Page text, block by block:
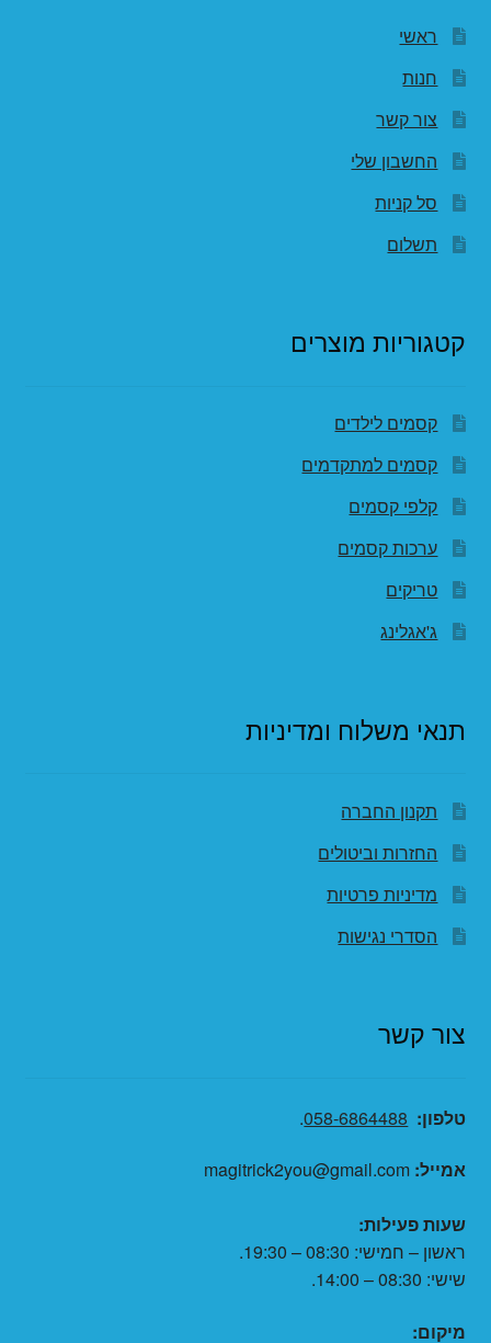
ראשי
חנות
צור קשר
החשבון שלי
סל קניות
תשלום
קטגוריות מוצרים
קסמים לילדים
קסמים למתקדמים
קלפי קסמים
ערכות קסמים
טריקים
ג'אגלינג
תנאי משלוח ומדיניות
תקנון החברה
החזרות וביטולים
מדיניות פרטיות
הסדרי נגישות
צור קשר
טלפון: 058-6864488
.
אמייל:
שעות פעילות:
ראשון – חמישי: 08:30 – 19:30.
שישי: 08:30 – 14:00.
מיקום: